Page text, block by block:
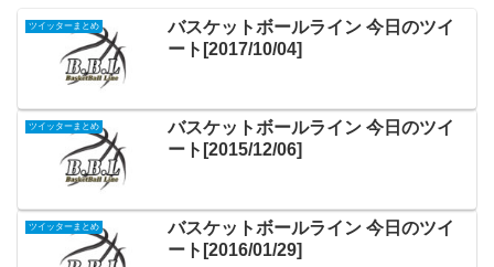
ツイッターまとめ
バスケットボールライン 今日のツイ
ート[2017/10/04]
ツイッターまとめ
バスケットボールライン 今日のツイ
ート[2015/12/06]
ツイッターまとめ
バスケットボールライン 今日のツイ
ート[2016/01/29]